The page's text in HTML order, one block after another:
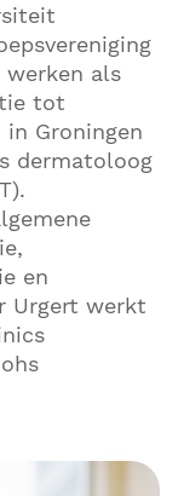
werken als
tot
Groningen
dermatoloog
en
Urgert werkt